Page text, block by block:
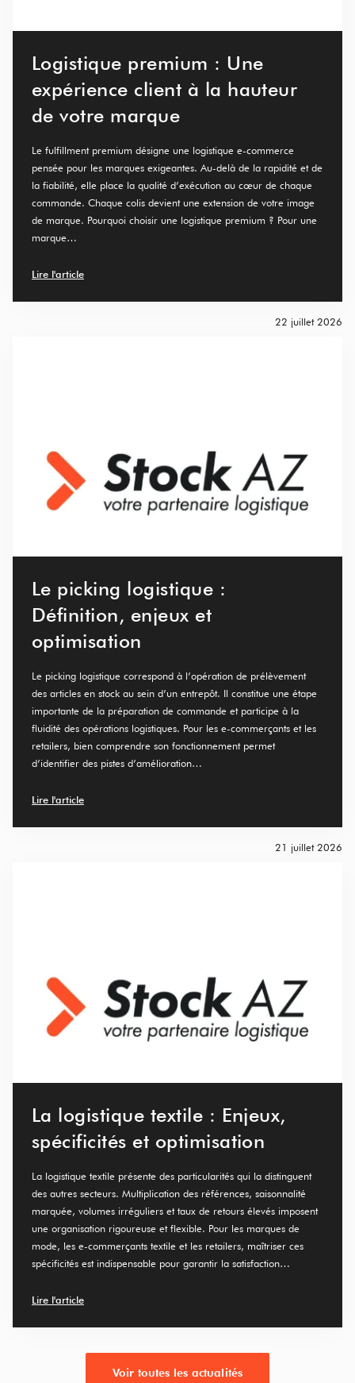
Logistique premium : Une
expérience client à la hauteur
de votre marque
Le fulfillment premium désigne une logistique e-commerce
pensée pour les marques exigeantes. Au-delà de la rapidité et de
la fiabilité, elle place la qualité d’exécution au cœur de chaque
commande. Chaque colis devient une extension de votre image
de marque. Pourquoi choisir une logistique premium ? Pour une
marque…
Lire l'article
22 juillet 2026
Le picking logistique :
Définition, enjeux et
optimisation
Le picking logistique correspond à l’opération de prélèvement
des articles en stock au sein d’un entrepôt. Il constitue une étape
importante de la préparation de commande et participe à la
fluidité des opérations logistiques. Pour les e-commerçants et les
retailers, bien comprendre son fonctionnement permet
d’identifier des pistes d’amélioration…
Lire l'article
21 juillet 2026
La logistique textile : Enjeux,
spécificités et optimisation
La logistique textile présente des particularités qui la distinguent
des autres secteurs. Multiplication des références, saisonnalité
marquée, volumes irréguliers et taux de retours élevés imposent
une organisation rigoureuse et flexible. Pour les marques de
mode, les e-commerçants textile et les retailers, maîtriser ces
spécificités est indispensable pour garantir la satisfaction…
Lire l'article
Voir toutes les actualités